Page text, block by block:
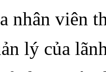
nhân viên
lý của